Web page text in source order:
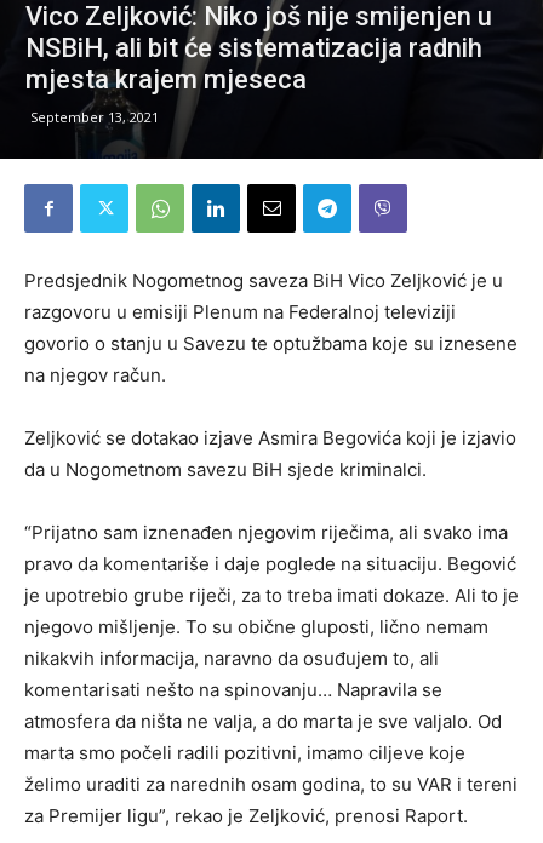
Vico Zeljković: Niko još nije smijenjen u
NSBiH, ali bit će sistematizacija radnih
mjesta krajem mjeseca
September 13, 2021
Predsjednik Nogometnog saveza BiH Vico Zeljković je u
razgovoru u emisiji Plenum na Federalnoj televiziji
govorio o stanju u Savezu te optužbama koje su iznesene
na njegov račun.
Zeljković se dotakao izjave Asmira Begovića koji je izjavio
da u Nogometnom savezu BiH sjede kriminalci.
“Prijatno sam iznenađen njegovim riječima, ali svako ima
pravo da komentariše i daje poglede na situaciju. Begović
je upotrebio grube riječi, za to treba imati dokaze. Ali to je
njegovo mišljenje. To su obične gluposti, lično nemam
nikakvih informacija, naravno da osuđujem to, ali
komentarisati nešto na spinovanju… Napravila se
atmosfera da ništa ne valja, a do marta je sve valjalo. Od
marta smo počeli radili pozitivni, imamo ciljeve koje
želimo uraditi za narednih osam godina, to su VAR i tereni
za Premijer ligu”, rekao je Zeljković, prenosi Raport.